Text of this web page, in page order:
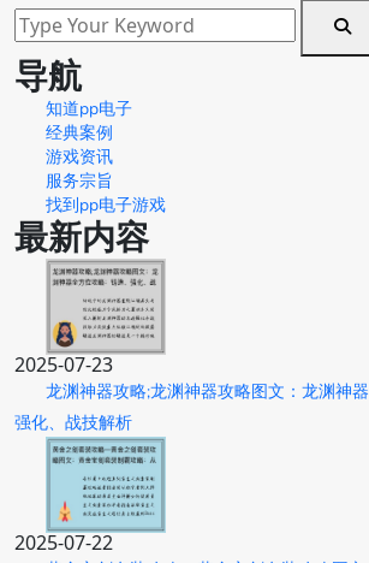
导航
知道pp电子
经典案例
游戏资讯
服务宗旨
找到pp电子游戏
最新内容
2025-07-23
龙渊神器攻略;龙渊神器攻略图文：龙渊神器
强化、战技解析
2025-07-22